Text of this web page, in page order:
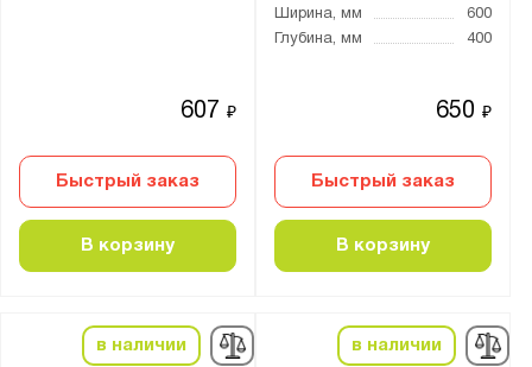
607₽
Быстрый заказ
В корзину
Ширина, мм
600
Глубина, мм
400
650₽
Быстрый заказ
В корзину
в наличии в наличии